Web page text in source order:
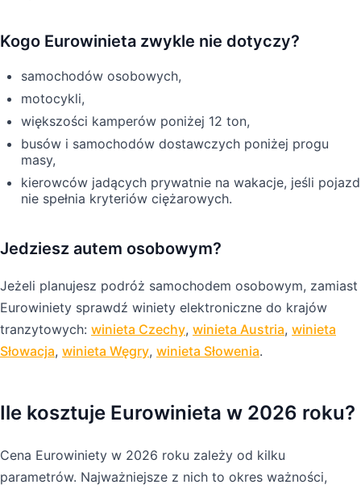
Kogo Eurowinieta zwykle nie dotyczy?
samochodów osobowych,
motocykli,
większości kamperów poniżej 12 ton,
busów i samochodów dostawczych poniżej progu
masy,
kierowców jadących prywatnie na wakacje, jeśli pojazd
nie spełnia kryteriów ciężarowych.
Jedziesz autem osobowym?
Jeżeli planujesz podróż samochodem osobowym, zamiast
Eurowiniety sprawdź winiety elektroniczne do krajów
tranzytowych: winieta Czechy, winieta Austria, winieta
Słowacja, winieta Węgry, winieta Słowenia.
Ile kosztuje Eurowinieta w 2026 roku?
Cena Eurowiniety w 2026 roku zależy od kilku
parametrów. Najważniejsze z nich to okres ważności,